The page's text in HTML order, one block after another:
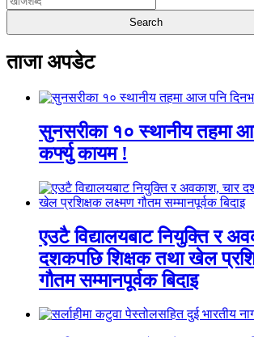
ताजा अपडेट
सुनसरीका १० स्थानीय तहमा
कर्फ्यु कायम !
एउटै विद्यालयबाट नियुक्ति र
दशकपछि शिक्षक तथा खेल
गौतम सम्मानपूर्वक बिदाइ